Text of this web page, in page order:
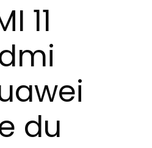
11
du